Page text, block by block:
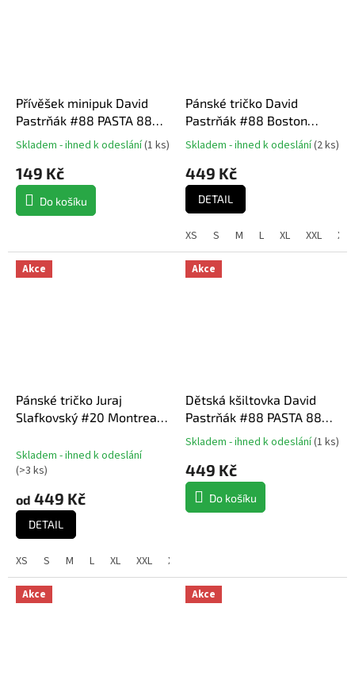
Přívěšek minipuk David
Pastrňák #88 PASTA 88
Exclusive Collection
Průměrné
produktu
je
5,0
hvězdiček.
Skladem - ihned k odeslání(1 ks)
149 Kč
Do košíku
Pánské tričko David
Pastrňák #88 Boston
Hockey Town Exclusive
Collection (Boston Bruins
NHL)
Průměrné
produktu
je
5,0
5
hvězdiček.
Skladem - ihned k odeslání(2 ks)
449 Kč
DETAIL
XS S M L XL XXL
Akce
Pánské tričko Juraj
Slafkovský #20 Montreal
Collection (Montreal
Canadiens NHL)
Skladem - ihned k odeslání
(>3 ks)
od 449 Kč
DETAIL
XS S M L XL XXL XXXL
Akce
Dětská kšiltovka David
Pastrňák #88 PASTA 88
Exclusive Collection
Průměrné
produktu
je
5,0
Skladem - ihned k odeslání(1 ks)
449 Kč
Do košíku
Akce Akce